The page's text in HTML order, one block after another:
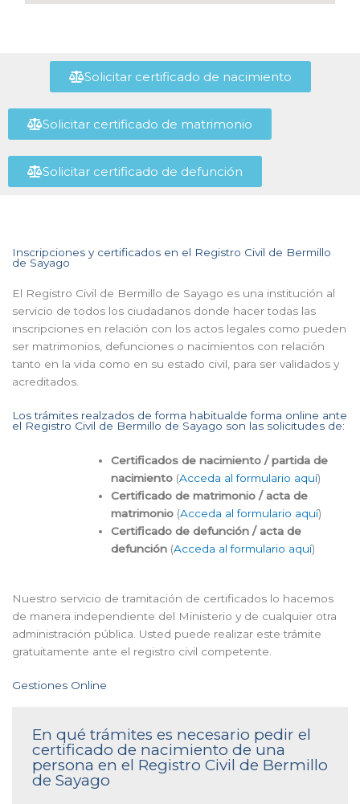
Solicitar certificado de nacimiento
Solicitar certificado de matrimonio
Solicitar certificado de defunción
Inscripciones y certificados en el Registro Civil de Bermillo
de Sayago
El Registro Civil de Bermillo de Sayago es una institución al
servicio de todos los ciudadanos donde hacer todas las
inscripciones en relación con los actos legales como pueden
ser matrimonios, defunciones o nacimientos con relación
tanto en la vida como en su estado civil, para ser validados y
acreditados.
Los trámites realzados de forma habitualde forma online ante
el Registro Civil de Bermillo de Sayago son las solicitudes de:
Certificados de nacimiento / partida de
nacimiento (Acceda al formulario aquí)
Certificado de matrimonio / acta de
matrimonio (Acceda al formulario aquí)
Certificado de defunción / acta de
defunción (Acceda al formulario aquí)
Nuestro servicio de tramitación de certificados lo hacemos
de manera independiente del Ministerio y de cualquier otra
administración pública. Usted puede realizar este trámite
gratuitamente ante el registro civil competente.
Gestiones Online
En qué trámites es necesario pedir el
certificado de nacimiento de una
persona en el Registro Civil de Bermillo
de Sayago